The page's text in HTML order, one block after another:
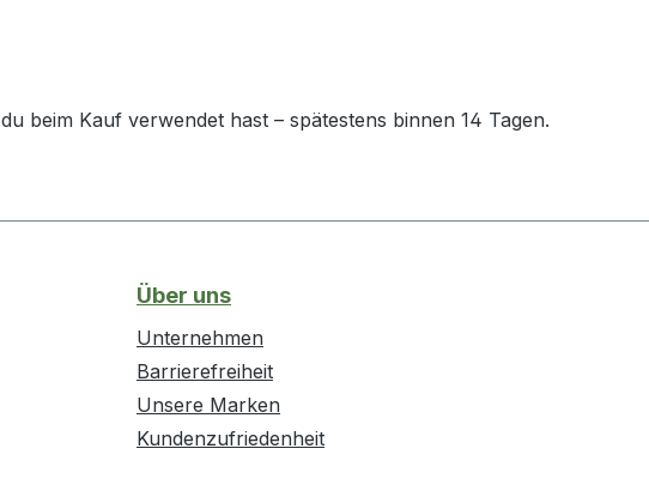
beim Kauf verwendet hast – spätestens binnen 14 Tagen.
Über uns
Unternehmen
Barrierefreiheit
Unsere Marken
Kundenzufriedenheit